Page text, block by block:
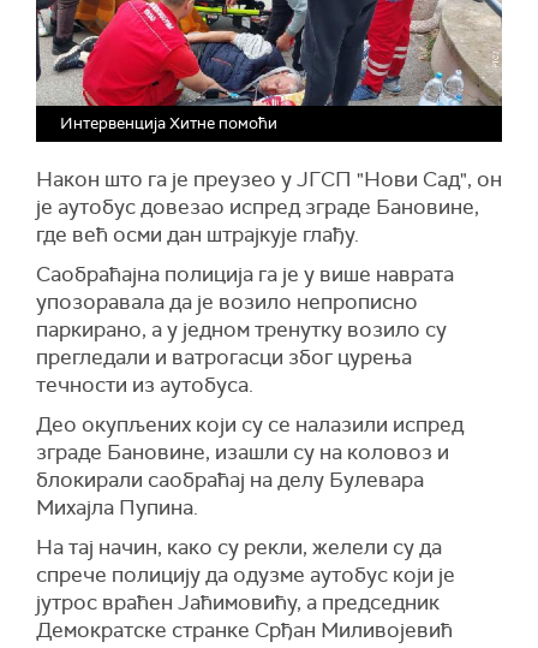
Интервенција Хитне помоћи
Након што га је преузео у ЈГСП "Нови Сад", он
је аутобус довезао испред зграде Бановине,
где већ осми дан штрајкује глађу.
Саобраћајна полиција га је у више наврата
упозоравала да је возило непрописно
паркирано, а у једном тренутку возило су
прегледали и ватрогасци због цурења
течности из аутобуса.
Део окупљених који су се налазили испред
зграде Бановине, изашли су на коловоз и
блокирали саобраћај на делу Булевара
Михајла Пупина.
На тај начин, како су рекли, желели су да
спрече полицију да одузме аутобус који је
јутрос враћен Јаћимовићу, а председник
Демократске странке Срђан Миливојевић